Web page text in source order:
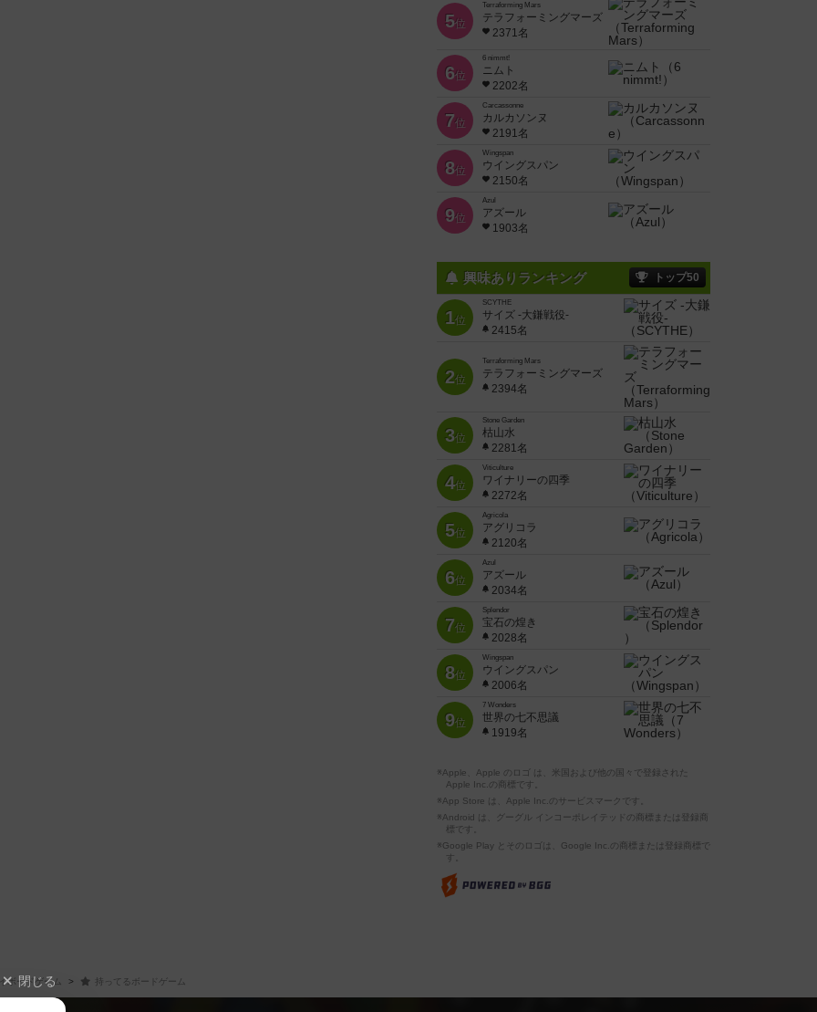
5位
Terraforming Mars
テラフォーミングマーズ
2371名
6位
6 nimmt!
ニムト
2202名
7位
Carcassonne
カルカソンヌ
2191名
8位
Wingspan
ウイングスパン
2150名
9位
Azul
アズール
1903名
興味ありランキング トップ50
1位
SCYTHE
サイズ -大鎌戦役-
2415名
2位
Terraforming Mars
テラフォーミングマーズ
2394名
3位
Stone Garden
枯山水
2281名
4位
Viticulture
ワイナリーの四季
2272名
5位
Agricola
アグリコラ
2120名
6位
Azul
アズール
2034名
7位
Splendor
宝石の煌き
2028名
8位
Wingspan
ウイングスパン
2006名
9位
7 Wonders
世界の七不思議
1919名
※Apple、Apple のロゴ は、米国および他の国々で登録された
Apple Inc.の商標です。
※App Store は、Apple Inc.のサービスマークです。
※Android は、グーグル インコーポレイテッドの商標または登録商
標です。
※Google Play とそのロゴは、Google Inc.の商標または登録商標で
す。
ボードゲーム 持ってるボードゲーム
閉じる